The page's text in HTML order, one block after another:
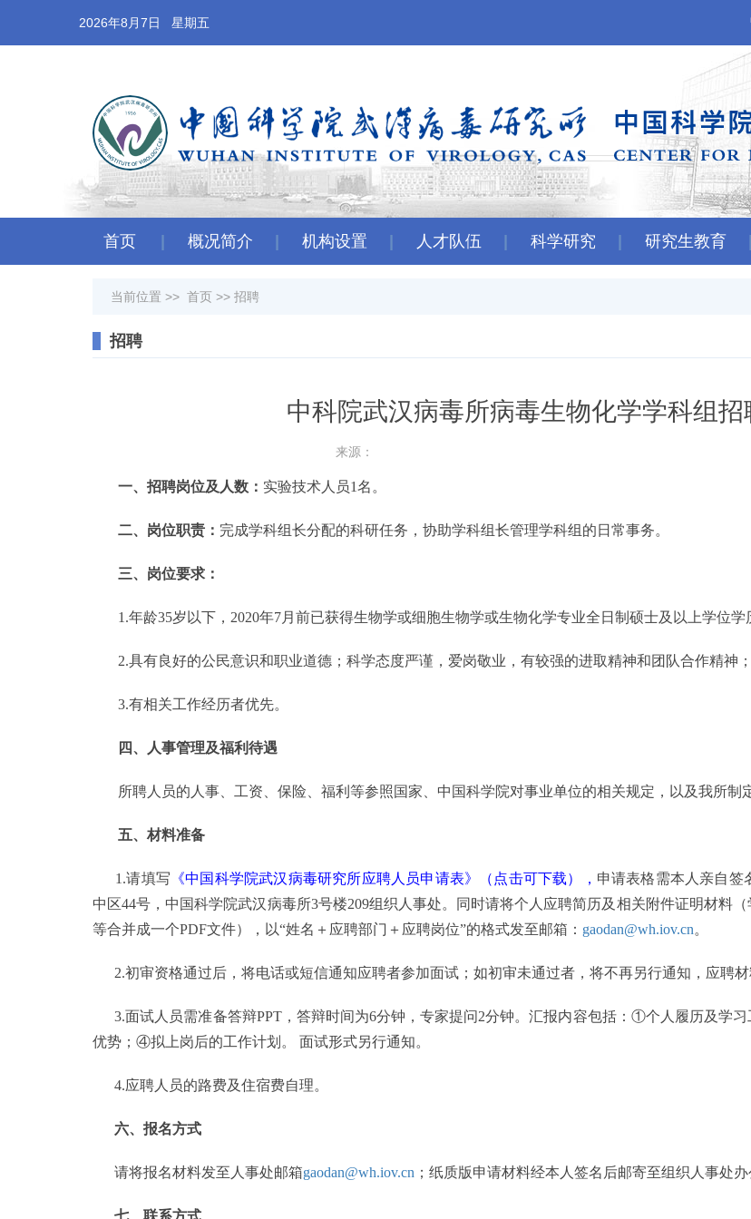
2026年8月7日 星期五
首页 概况简介 机构设置 人才队伍 科学研究 研究生教育
当前位置 >> 首页 >> 招聘
招聘
中科院武汉病毒所病毒生物化学学科组招
来源：
一、招聘岗位及人数： 实验技术人员1名。
二、岗位职责： 完成学科组长分配的科研任务，协助学科组长管理学科组的日常事务。
三、岗位要求：
1.年龄35岁以下， 2020年7月前已获得生物学或细胞生物学或生物化学专业全日制硕士及以上学位学
2.具有良好的公民意识和职业道德； 科学态度严谨，爱岗敬业，有较强的进取精神和团队合作精神；
3.有相关工作经历者优先。
四、人事管理及福利待遇
所聘人员的人事、工资、保险、福利等参照国家、中国科学院对事业单位的相关规定，以及我所制
五、材料准备
1.请填写 《中国科学院武汉病毒研究所应聘人员申请表》（点击可下载）， 申请表格需本人亲自签
中区44号，中国科学院武汉病毒所3号楼209组织人事处。同时请将个人应聘简历及相关附件证明材料
等合并成一个PDF文件），以“姓名＋应聘部门＋应聘岗位”的格式发至邮箱： gaodan@wh.iov.cn。
2.初审资格通过后，将电话或短信通知应聘者参加面试；如初审未通过者，将不再另行通知，应聘材
3.面试人员需准备答辩PPT，答辩时间为6分钟，专家提问2分钟。汇报内容包括：①个人履历及学
优势；④拟上岗后的工作计划。 面试形式另行通知。
4.应聘人员的路费及住宿费自理。
六、报名方式
请将报名材料发至人事处邮箱gaodan@wh.iov.cn ；纸质版申请材料经本人签名后邮寄至组织人事处
七、联系方式